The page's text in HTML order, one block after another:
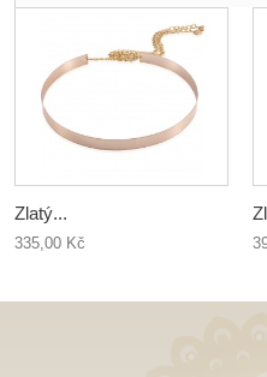
Zlatý...
335,00 Kč